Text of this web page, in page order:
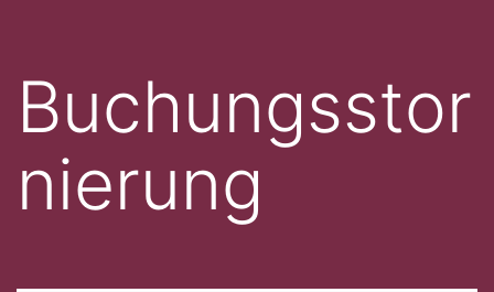
Buchungsstor
nierung